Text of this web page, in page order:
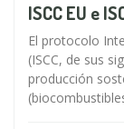
ISCC EU e
El protocolo
(ISCC, de sus
producción